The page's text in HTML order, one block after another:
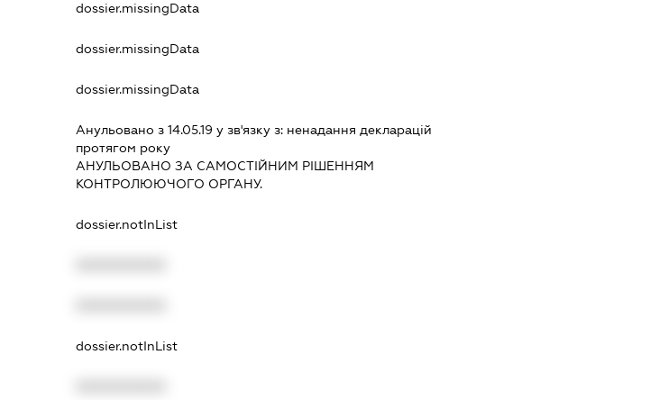
dossier.missingData
dossier.missingData
dossier.missingData
Анульовано з 14.05.19 у зв'язку з: ненадання декларацiй
протягом року
АНУЛЬОВАНО ЗА САМОСТIЙНИМ РIШЕННЯМ
КОНТРОЛЮЮЧОГО ОРГАНУ.
dossier.notInList
dossier.notInList